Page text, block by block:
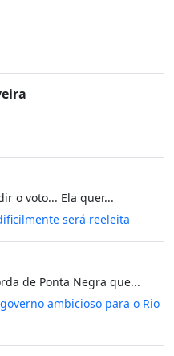
o voto... Ela quer...
será reeleita
de Ponta Negra que...
ambicioso para o Rio